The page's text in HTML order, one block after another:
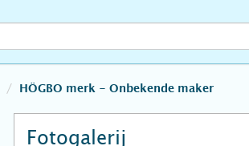
HÖGBO merk - Onbekende maker
Fotogalerij